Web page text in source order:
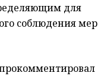
для
соблюдения мер